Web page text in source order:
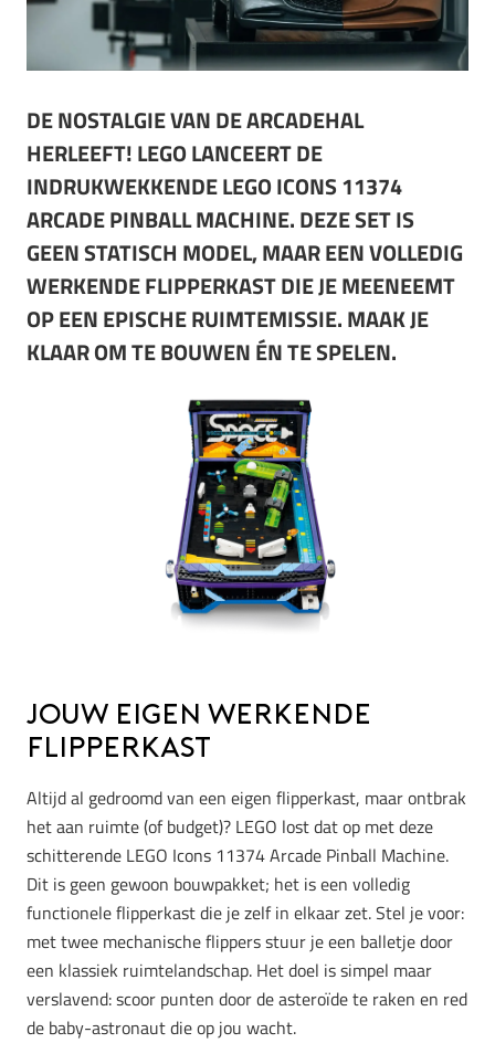
DE NOSTALGIE VAN DE ARCADEHAL
HERLEEFT! LEGO LANCEERT DE
INDRUKWEKKENDE LEGO ICONS 11374
ARCADE PINBALL MACHINE. DEZE SET IS
GEEN STATISCH MODEL, MAAR EEN VOLLEDIG
WERKENDE FLIPPERKAST DIE JE MEENEEMT
OP EEN EPISCHE RUIMTEMISSIE. MAAK JE
KLAAR OM TE BOUWEN ÉN TE SPELEN.
Jouw eigen werkende
flipperkast
Altijd al gedroomd van een eigen flipperkast, maar ontbrak
het aan ruimte (of budget)? LEGO lost dat op met deze
schitterende LEGO Icons 11374 Arcade Pinball Machine.
Dit is geen gewoon bouwpakket; het is een volledig
functionele flipperkast die je zelf in elkaar zet. Stel je voor:
met twee mechanische flippers stuur je een balletje door
een klassiek ruimtelandschap. Het doel is simpel maar
verslavend: scoor punten door de asteroïde te raken en red
de baby-astronaut die op jou wacht.